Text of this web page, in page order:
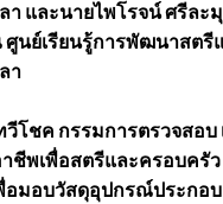
า และนายไพโรจน์ ศรีละ
นย์เรียนรู้การพัฒนาสตรี
า
โชค กรรมการตรวจสอบ
าชีพเพื่อสตรีและครอบครั
อมอบวัสดุอุปกรณ์ประกอ